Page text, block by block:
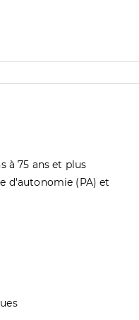
à 75 ans et plus
d'autonomie (PA) et